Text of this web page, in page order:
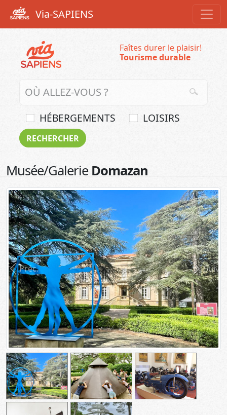
Via-SAPIENS
Faîtes durer le plaisir!
Tourisme durable
HÉBERGEMENTS LOISIRS
Musée/Galerie Domazan
Préc. Suiv.